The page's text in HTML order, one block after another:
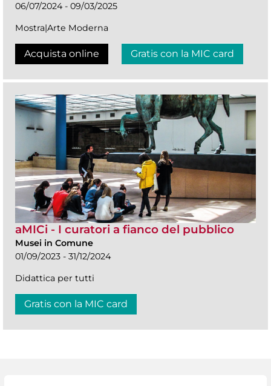
06/07/2024 - 09/03/2025
Mostra|Arte Moderna
Acquista online Gratis con la MIC card
aMICi - I curatori a fianco del pubblico
Musei in Comune
01/09/2023 - 31/12/2024
Didattica per tutti
Gratis con la MIC card